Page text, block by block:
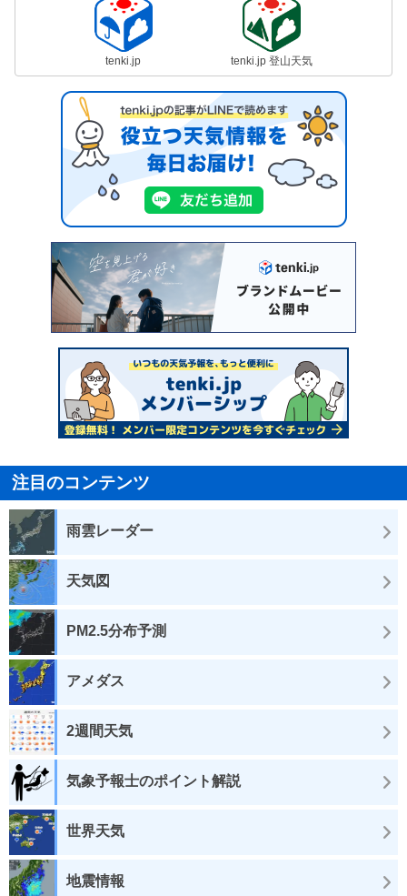
tenki.jp tenki.jp 登山天気
注目のコンテンツ
雨雲レーダー
天気図
PM2.5分布予測
アメダス
2週間天気
気象予報士のポイント解説
世界天気
地震情報